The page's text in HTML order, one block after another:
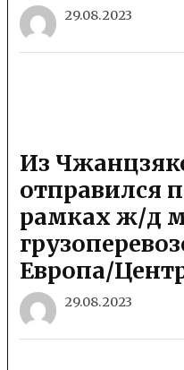
29.08.2023
Из
отправился
рамках ж/д
Европа/
29.08.2023